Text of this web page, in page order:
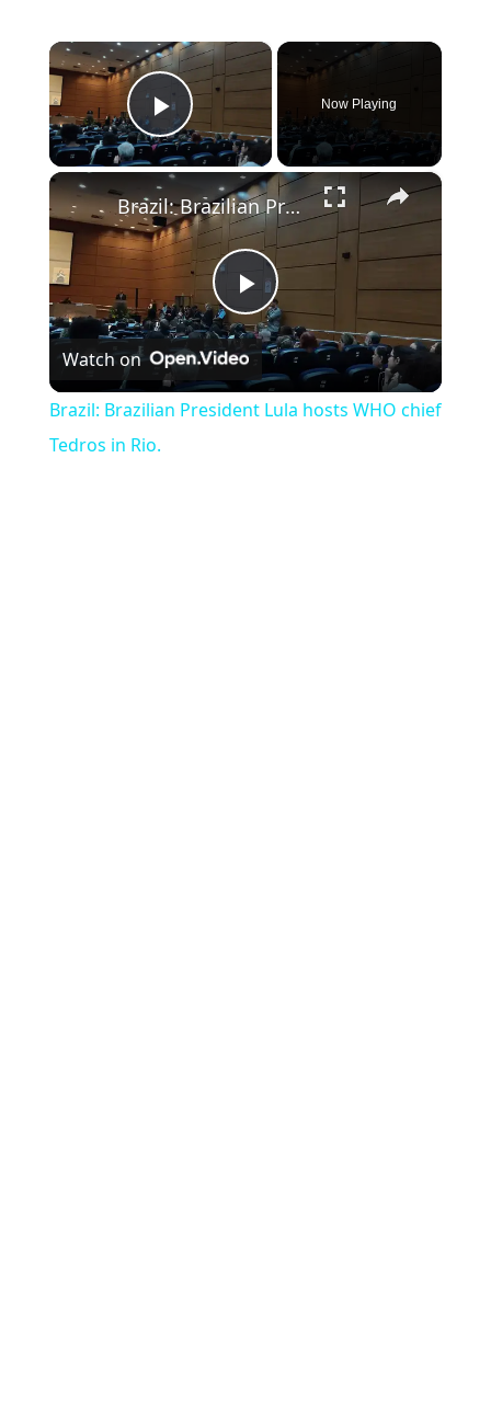
×
Play Video
Now Playing
×
Play Video
Brazil: Brazilian President Lula hosts WHO chief Tedros in Rio.
Watch on
Brazil: Brazilian President Lula hosts WHO chief
Tedros in Rio.